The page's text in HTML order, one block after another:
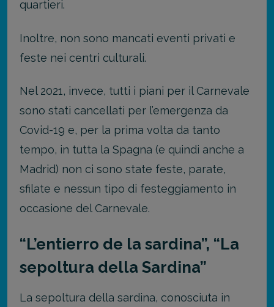
quartieri.
Inoltre, non sono mancati eventi privati e
feste nei centri culturali.
Nel 2021, invece, tutti i piani per il Carnevale
sono stati cancellati per l’emergenza da
Covid-19 e, per la prima volta da tanto
tempo, in tutta la Spagna (e quindi anche a
Madrid) non ci sono state feste, parate,
sfilate e nessun tipo di festeggiamento in
occasione del Carnevale.
“L’entierro de la sardina”, “La
sepoltura della Sardina”
La sepoltura della sardina, conosciuta in